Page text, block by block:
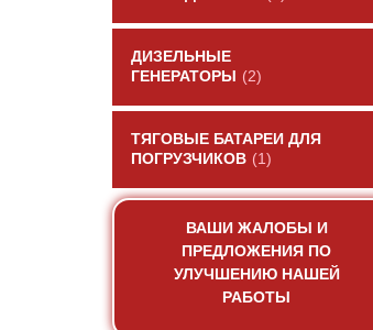
ДИЗЕЛЬНЫЕ
ГЕНЕРАТОРЫ
(2)
ТЯГОВЫЕ БАТАРЕИ ДЛЯ
ПОГРУЗЧИКОВ (1)
ВАШИ ЖАЛОБЫ И
ПРЕДЛОЖЕНИЯ ПО
УЛУЧШЕНИЮ НАШЕЙ
РАБОТЫ